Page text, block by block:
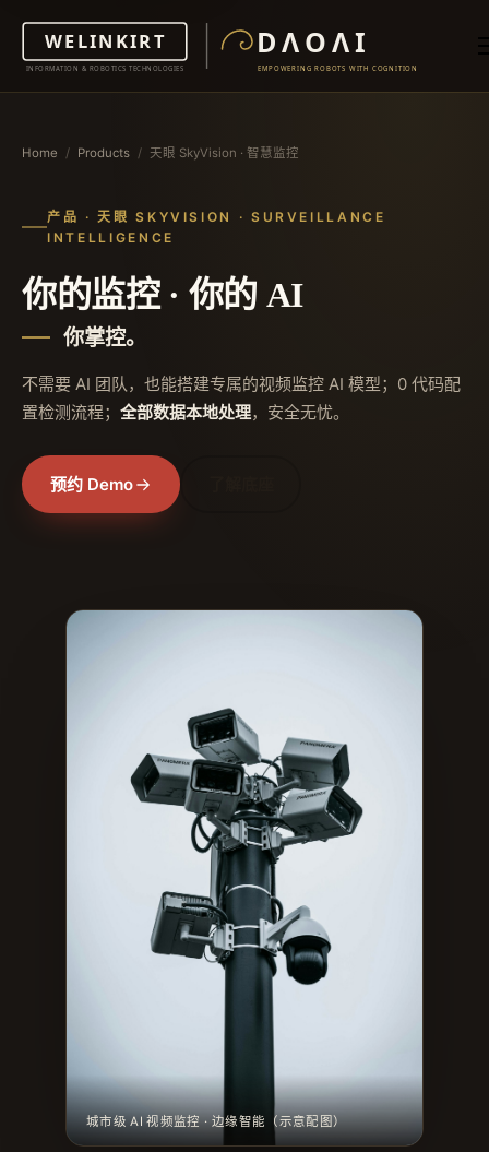
Home / Products / 天眼 SkyVision · 智慧监控
产品 · 天眼 SKYVISION · SURVEILLANCE
INTELLIGENCE
你的监控 · 你的 AI
你掌控。
不需要 AI 团队，也能搭建专属的视频监控 AI 模型；0 代码配
置检测流程； 全部数据本地处理，安全无忧。
预约 Demo
城市级 AI 视频监控 · 边缘智能（示意配图）